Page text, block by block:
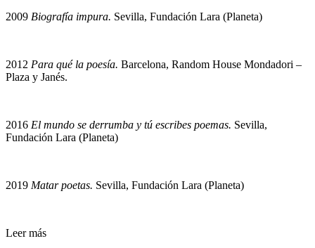
2009 Biografía impura. Sevilla, Fundación Lara (Planeta)
2012 Para qué la poesía. Barcelona, Random House Mondadori –
Plaza y Janés.
2016 El mundo se derrumba y tú escribes poemas. Sevilla,
Fundación Lara (Planeta)
2019 Matar poetas. Sevilla, Fundación Lara (Planeta)
Leer más